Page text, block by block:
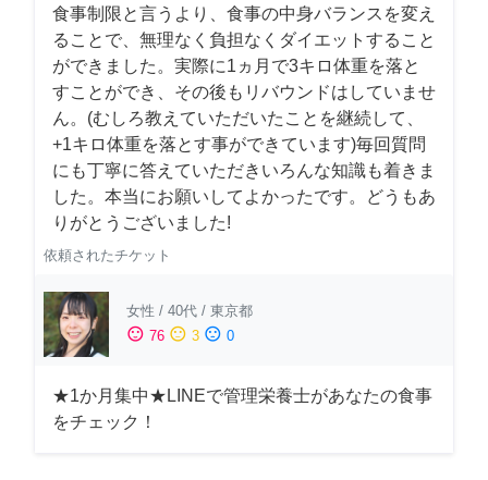
食事制限と言うより、食事の中身バランスを変え
ることで、無理なく負担なくダイエットすること
ができました。実際に1ヵ月で3キロ体重を落と
すことができ、その後もリバウンドはしていませ
ん。(むしろ教えていただいたことを継続して、
+1キロ体重を落とす事ができています)毎回質問
にも丁寧に答えていただきいろんな知識も着きま
した。本当にお願いしてよかったです。どうもあ
りがとうございました!
依頼されたチケット
女性 / 40代 / 東京都
sentiment_satisfied 76 sentiment_neutral 3 sentiment_dissatisfied 0
★1か月集中★LINEで管理栄養士があなたの食事
をチェック！